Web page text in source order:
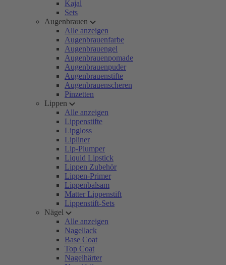
Kajal
Sets
Augenbrauen
Alle anzeigen
Augenbrauenfarbe
Augenbrauengel
Augenbrauenpomade
Augenbrauenpuder
Augenbrauenstifte
Augenbrauenscheren
Pinzetten
Lippen
Alle anzeigen
Lippenstifte
Lipgloss
Lipliner
Lip-Plumper
Liquid Lipstick
Lippen Zubehör
Lippen-Primer
Lippenbalsam
Matter Lippenstift
Lippenstift-Sets
Nägel
Alle anzeigen
Nagellack
Base Coat
Top Coat
Nagelhärter